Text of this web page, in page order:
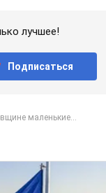
лучшее!
Подписаться
маленькие...